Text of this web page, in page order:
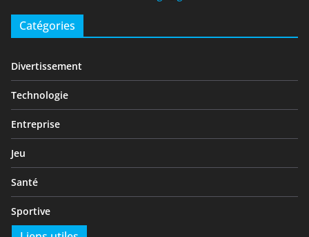
Catégories
Divertissement
Technologie
Entreprise
Jeu
Santé
Sportive